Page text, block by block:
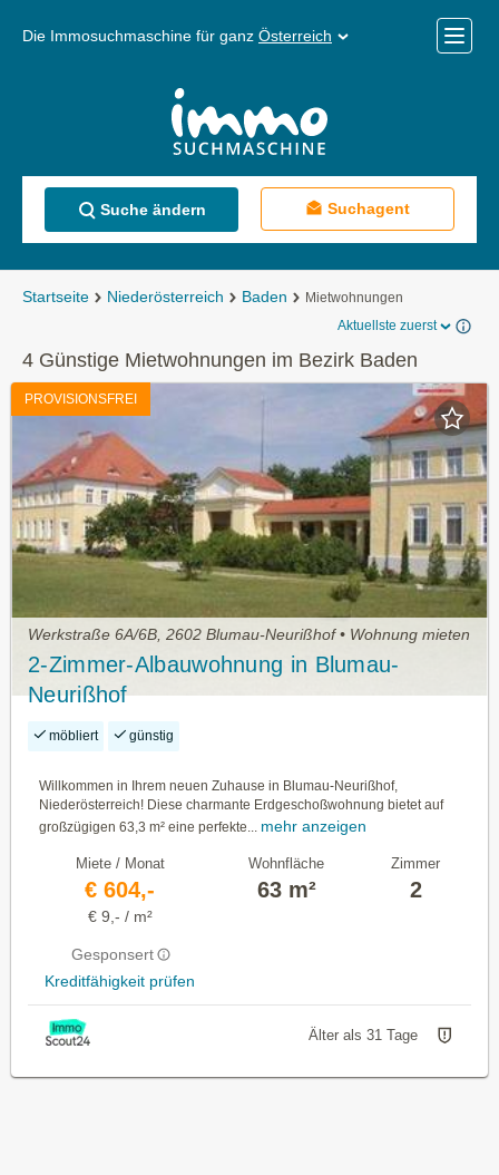
Die Immosuchmaschine für ganz Österreich
Menü
Suche ändern Suchagent
Startseite Niederösterreich Baden
Mietwohnungen
Aktuellste zuerst
4 Günstige Mietwohnungen im Bezirk Baden
PROVISIONSFREI
Werkstraße 6A/6B, 2602 Blumau-Neurißhof • Wohnung mieten
2-Zimmer-Albauwohnung in Blumau-
Neurißhof
möbliert günstig
Willkommen in Ihrem neuen Zuhause in Blumau-Neurißhof,
Niederösterreich! Diese charmante Erdgeschoßwohnung bietet auf
großzügigen 63,3 m² eine perfekte...
mehr anzeigen
Miete / Monat
€ 604,-
€ 9,- / m²
Gesponsert
Kreditfähigkeit prüfen
Wohnfläche
63 m²
Zimmer
2
Älter als 31 Tage